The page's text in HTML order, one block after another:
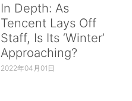
In Depth: As
Tencent Lays Off
Staff, Is Its ‘Winter’
Approaching?
2022年04月01日